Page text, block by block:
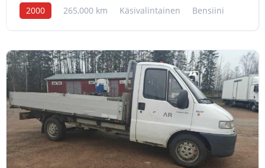
2000 265,000 km Käsivalintainen Bensiini